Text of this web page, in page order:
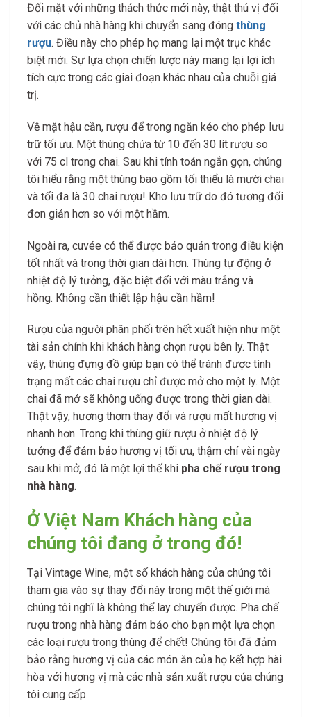
Đối mặt với những thách thức mới này, thật thú vị đối
với các chủ nhà hàng khi chuyển sang đóng thùng
rượu. Điều này cho phép họ mang lại một trục khác
biệt mới. Sự lựa chọn chiến lược này mang lại lợi ích
tích cực trong các giai đoạn khác nhau của chuỗi giá
trị.
Về mặt hậu cần, rượu để trong ngăn kéo cho phép lưu
trữ tối ưu. Một thùng chứa từ 10 đến 30 lít rượu so
với 75 cl trong chai. Sau khi tính toán ngắn gọn, chúng
tôi hiểu rằng một thùng bao gồm tối thiểu là mười chai
và tối đa là 30 chai rượu! Kho lưu trữ do đó tương đối
đơn giản hơn so với một hầm.
Ngoài ra, cuvée có thể được bảo quản trong điều kiện
tốt nhất và trong thời gian dài hơn. Thùng tự động ở
nhiệt độ lý tưởng, đặc biệt đối với màu trắng và
hồng. Không cần thiết lập hậu cần hầm!
Rượu của người phân phối trên hết xuất hiện như một
tài sản chính khi khách hàng chọn rượu bên ly. Thật
vậy, thùng đựng đồ giúp bạn có thể tránh được tình
trạng mất các chai rượu chỉ được mở cho một ly. Một
chai đã mở sẽ không uống được trong thời gian dài.
Thật vậy, hương thơm thay đổi và rượu mất hương vị
nhanh hơn. Trong khi thùng giữ rượu ở nhiệt độ lý
tưởng để đảm bảo hương vị tối ưu, thậm chí vài ngày
sau khi mở, đó là một lợi thế khi pha chế rượu trong
nhà hàng.
Ở Việt Nam Khách hàng của
chúng tôi đang ở trong đó!
Tại Vintage Wine, một số khách hàng của chúng tôi
tham gia vào sự thay đổi này trong một thế giới mà
chúng tôi nghĩ là không thể lay chuyển được. Pha chế
rượu trong nhà hàng đảm bảo cho bạn một lựa chọn
các loại rượu trong thùng để chết! Chúng tôi đã đảm
bảo rằng hương vị của các món ăn của họ kết hợp hài
hòa với hương vị mà các nhà sản xuất rượu của chúng
tôi cung cấp.